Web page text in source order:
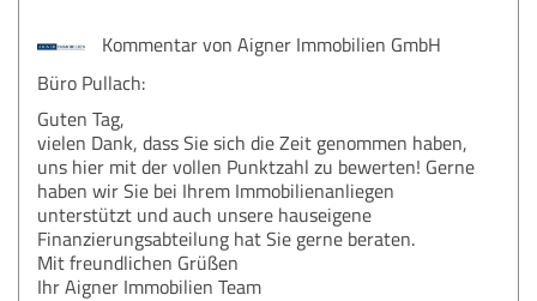
Kommentar von Aigner Immobilien GmbH
Büro Pullach:
Guten Tag,
vielen Dank, dass Sie sich die Zeit genommen haben,
uns hier mit der vollen Punktzahl zu bewerten! Gerne
haben wir Sie bei Ihrem Immobilienanliegen
unterstützt und auch unsere hauseigene
Finanzierungsabteilung hat Sie gerne beraten.
Mit freundlichen Grüßen
Ihr Aigner Immobilien Team